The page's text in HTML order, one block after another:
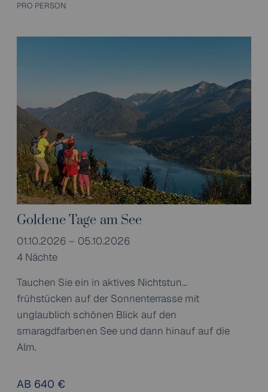
PRO PERSON
Goldene Tage am See
01.10.2026 – 05.10.2026
4 Nächte
Tauchen Sie ein in aktives Nichtstun...
frühstücken auf der Sonnenterrasse mit
unglaublich schönen Blick auf den
smaragdfarbenen See und dann hinauf auf die
Alm.
AB 640 €